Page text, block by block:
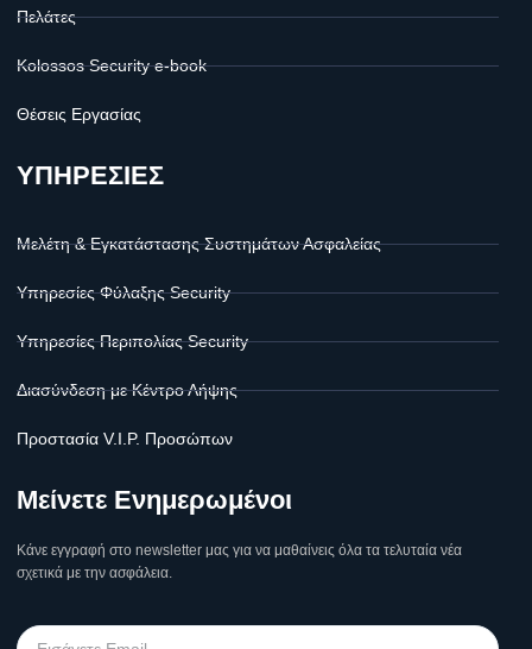
Πελάτες
Kolossos Security e-book
Θέσεις Εργασίας
ΥΠΗΡΕΣΙΕΣ
Μελέτη & Εγκατάστασης Συστημάτων Ασφαλείας
Υπηρεσίες Φύλαξης Security
Υπηρεσίες Περιπολίας Security
Διασύνδεση με Κέντρο Λήψης
Προστασία V.I.P. Προσώπων
Μείνετε Ενημερωμένοι
Κάνε εγγραφή στο newsletter μας για να μαθαίνεις όλα τα τελυταία νέα
σχετικά με την ασφάλεια.